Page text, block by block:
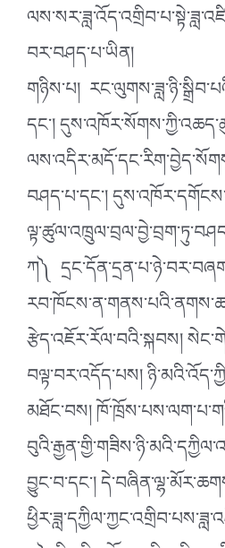
བར་བཤད་པ་ཡིན།
གཉིས་པ།
དང༌།
བཤད་པ་དང༌།
ཀ༽
རྩེད་འཇོར་རོལ་བའི་སྐབས།
བལྟ་བར་འདོད་པས།
མཐོང་བས།
བྱུང་བ་དང༌།